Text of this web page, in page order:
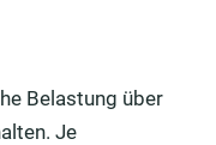
Belastung über
Je